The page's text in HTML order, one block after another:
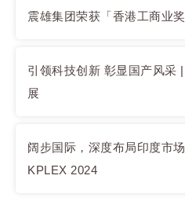
震雄集团荣获「香港工商业
引领科技创新 彰显国产风采
展
阔步国际，深度布局印度市
KPLEX 2024